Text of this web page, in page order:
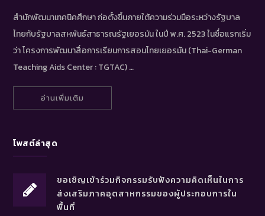
สำนักพัฒนาเทคนิคศึกษา ก่อตั้งขึ้นภายใต้ความร่วมมือระหว่างรัฐบาล
ไทยกับรัฐบาลสหพันธ์สาธารณรัฐเยอรมัน ในปี พ.ศ. 2523 ในชื่อแรกเริ่ม
ว่า โครงการพัฒนาสื่อการเรียนการสอนไทยเยอรมัน (Thai-German
Teaching Aids Center : TGTAC) …
อ่านเพิ่มเติม
โพสต์ล่าสุด
ขอเชิญเข้าร่วมกิจกรรมรับฟังความคิดเห็นในการ
ส่งเสริมภาคอุตสาหกรรมของผู้ประกอบการใน
พื้นที่